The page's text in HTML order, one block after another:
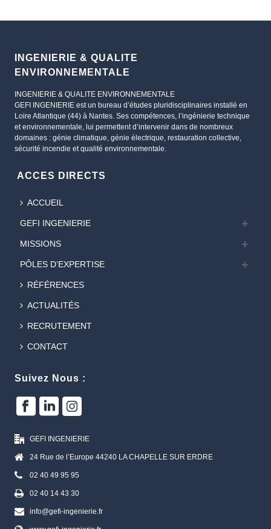
INGENIERIE & QUALITE
ENVIRONNEMENTALE
INGENIERIE & QUALITE ENVIRONNEMENTALE
GEFI INGENIERIE est un bureau d’études pluridisciplinaires installé en
Loire Atlantique (44) à Nantes. Ses compétences, l’ingénierie technique
et environnementale, lui permettent d’intervenir dans de nombreux
domaines : génie climatique, génie électrique, restauration collective,
sécurité incendie et qualité environnementale.
ACCES DIRECTS
ACCUEIL
GEFI INGENIERIE
MISSIONS
PÔLES D’EXPERTISE
RÉFÉRENCES
ACTUALITÉS
RECRUTEMENT
CONTACT
Suivez Nous :
GEFI INGENIERIE
24 Rue de l’Europe 44240 LA CHAPELLE SUR ERDRE
02 40 49 95 95
02 40 14 43 30
info@gefi-ingenierie.fr